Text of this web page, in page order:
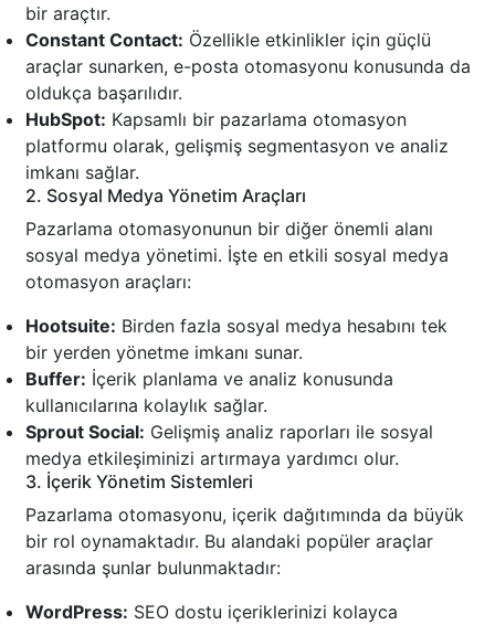
bir araçtır.
Constant Contact: Özellikle etkinlikler için güçlü
araçlar sunarken, e-posta otomasyonu konusunda da
oldukça başarılıdır.
HubSpot: Kapsamlı bir pazarlama otomasyon
platformu olarak, gelişmiş segmentasyon ve analiz
imkanı sağlar.
2. Sosyal Medya Yönetim Araçları
Pazarlama otomasyonunun bir diğer önemli alanı
sosyal medya yönetimi. İşte en etkili sosyal medya
otomasyon araçları:
Hootsuite: Birden fazla sosyal medya hesabını tek
bir yerden yönetme imkanı sunar.
Buffer: İçerik planlama ve analiz konusunda
kullanıcılarına kolaylık sağlar.
Sprout Social: Gelişmiş analiz raporları ile sosyal
medya etkileşiminizi artırmaya yardımcı olur.
3. İçerik Yönetim Sistemleri
Pazarlama otomasyonu, içerik dağıtımında da büyük
bir rol oynamaktadır. Bu alandaki popüler araçlar
arasında şunlar bulunmaktadır:
WordPress: SEO dostu içeriklerinizi kolayca